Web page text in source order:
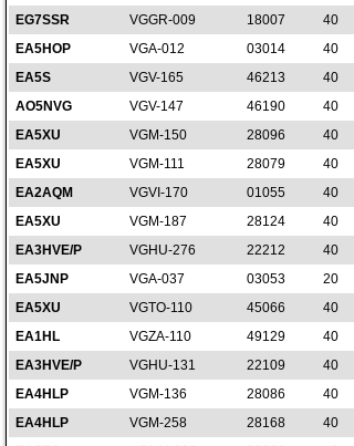
EG7SSR
VGGR-009 18007 40
EA5HOP
VGA-012 03014 40
EA5S
VGV-165 46213 40
AO5NVG
VGV-147 46190 40
EA5XU
VGM-150 28096 40
EA5XU
VGM-111 28079 40
EA2AQM
VGVI-170 01055 40
EA5XU
VGM-187 28124 40
EA3HVE/P
VGHU-276 22212 40
EA5JNP
VGA-037 03053 20
EA5XU
VGTO-110 45066 40
EA1HL
VGZA-110 49129 40
EA3HVE/P
VGHU-131 22109 40
EA4HLP
VGM-136 28086 40
EA4HLP
VGM-258 28168 40